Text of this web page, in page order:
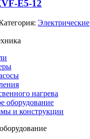
E5-12
Электрические
нагрева
оборудование
и конструкции